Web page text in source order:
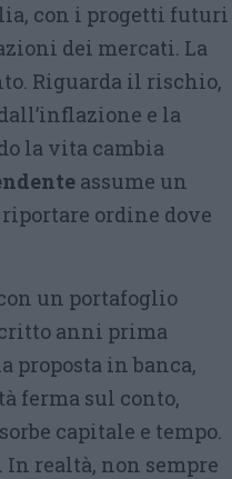
con i progetti futuri
dei mercati. La
Riguarda il rischio,
e la
la vita cambia
assume un
ordine dove
un portafoglio
anni prima
proposta in banca,
ferma sul conto,
capitale e tempo.
realtà, non sempre